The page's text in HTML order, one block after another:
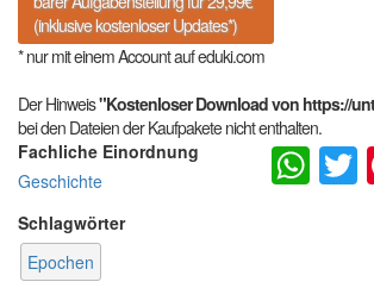
(inklusive kostenloser Updates*)
* nur mit einem Account auf eduki.com
Der Hinweis"Kostenloser Download von https://
bei den Dateien der Kaufpakete nicht enthalten.
Fachliche Einordnung
Geschichte
Schlagwörter
Epochen